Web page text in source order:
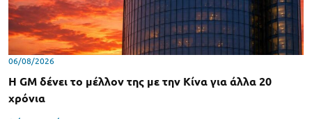
06/08/2026
Η GM δένει το μέλλον της με την Κίνα για άλλα 20
χρόνια